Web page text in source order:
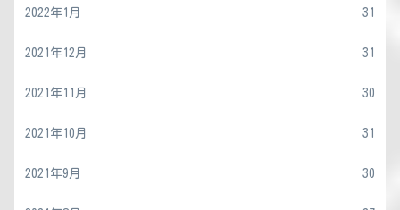
2022年1月 31
2021年12月 31
2021年11月 30
2021年10月 31
2021年9月 30